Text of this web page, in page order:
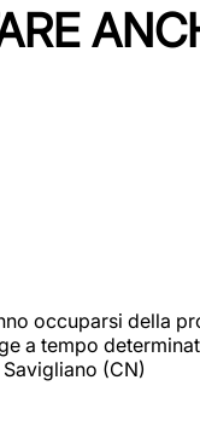
occuparsi della
a tempo
(CN)